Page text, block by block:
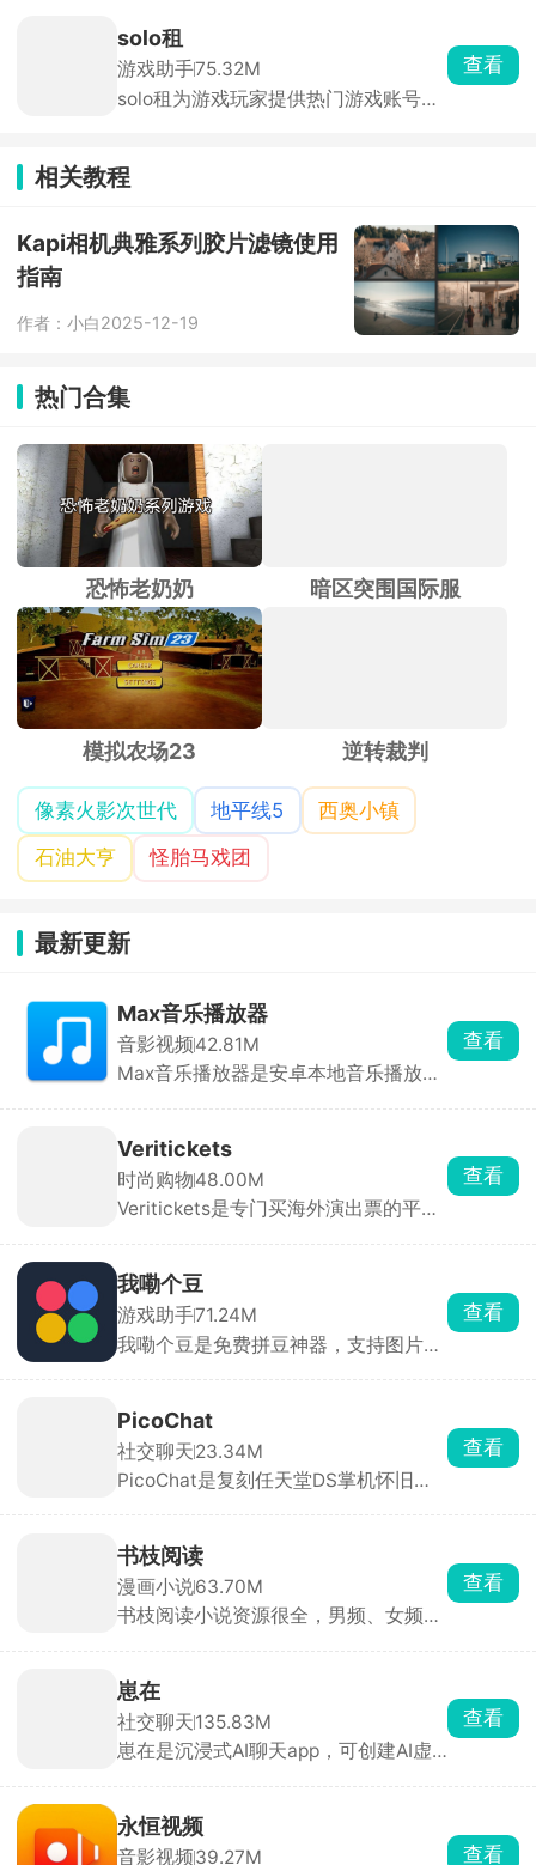
时在线。分身运行稳定，消息接收及
时，官方强调比市面上其他双开软件更
安全。
solo租
游戏助手75.32M
solo租为游戏玩家提供热门游戏账号的
高端账号的需求。支持按小时、按天等
多种租赁模式，用户可根据需求选择短
笔订单都有平台担保，租前账号状态透
明展示，租中出现问题客服10分钟内响
应，租后自动解绑，全程无后顾之忧。
查看
相关教程
Kapi相机典雅系列胶片滤镜使用
指南
作者：小白2025-12-19
热门合集
恐怖老奶奶 暗区突围国际服
模拟农场23 逆转裁判
像素火影次世代 地平线5
西奥小镇
石油大亨
怪胎马戏团
最新更新
Max音乐播放器
音影视频42.81M
Max音乐播放器是安卓本地音乐播放
强、音质好。界面干净，无开屏、弹窗
与信息流广告，听歌无干扰。
查看
Veritickets
时尚购物48.00M
Veritickets是专门买海外演出票的平
方便。承诺假票 / 无法入场全额退款 +
赔票价，电子票直接存在APP里，现场
扫码进。适合经常看港澳台、日韩、欧
美演唱会，怕买到假票、嫌官方难抢的
查看
我嘞个豆
游戏助手71.24M
我嘞个豆是免费拼豆神器，支持图片AI
度、局部放大，大幅降低拼豆难度。可
手绘像素画、自动统计豆子用量、管理
库存。带灵感社区可浏览分享作品，是
拼豆爱好者必备工具。
查看
PicoChat
社交聊天23.34M
PicoChat是复刻任天堂DS掌机怀旧聊
emoji，能手写、涂鸦、插表情，还能
撤销、存收藏，和原版 PictoChat 一模
一样。
查看
书枝阅读
漫画小说63.70M
书枝阅读小说资源很全，男频、女频、
载和免费听书，还有书友社区，能一起
聊剧情、分享好书，适合喜欢看小说的
人。
查看
崽在
社交聊天135.83M
崽在是沉浸式AI聊天app，可创建AI虚
结局。不满意就能随时调整，从人设到
声音全都是可控的，专属感强。
查看
永恒视频
音影视频39.27M 查看